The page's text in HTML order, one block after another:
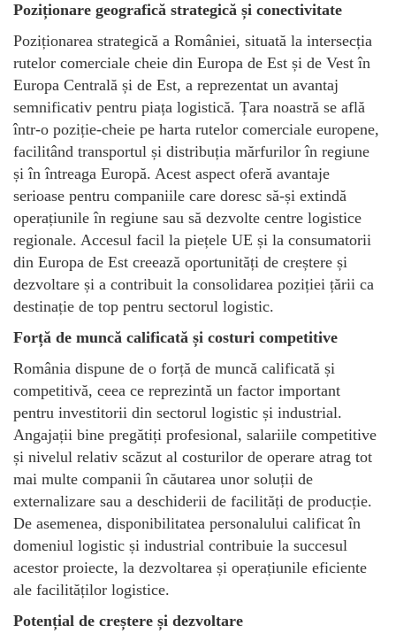
Poziționare geografică strategică și conectivitate
Poziționarea strategică a României, situată la intersecția
rutelor comerciale cheie din Europa de Est și de Vest în
Europa Centrală și de Est, a reprezentat un avantaj
semnificativ pentru piața logistică. Țara noastră se află
într-o poziție-cheie pe harta rutelor comerciale europene,
facilitând transportul și distribuția mărfurilor în regiune
și în întreaga Europă. Acest aspect oferă avantaje
serioase pentru companiile care doresc să-și extindă
operațiunile în regiune sau să dezvolte centre logistice
regionale. Accesul facil la piețele UE și la consumatorii
din Europa de Est creează oportunități de creștere și
dezvoltare și a contribuit la consolidarea poziției țării ca
destinație de top pentru sectorul logistic.
Forță de muncă calificată și costuri competitive
România dispune de o forță de muncă calificată și
competitivă, ceea ce reprezintă un factor important
pentru investitorii din sectorul logistic și industrial.
Angajații bine pregătiți profesional, salariile competitive
și nivelul relativ scăzut al costurilor de operare atrag tot
mai multe companii în căutarea unor soluții de
externalizare sau a deschiderii de facilități de producție.
De asemenea, disponibilitatea personalului calificat în
domeniul logistic și industrial contribuie la succesul
acestor proiecte, la dezvoltarea și operațiunile eficiente
ale facilităților logistice.
Potențial de creștere și dezvoltare